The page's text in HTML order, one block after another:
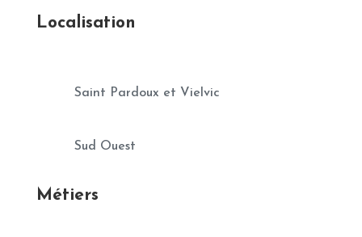
Localisation
Saint Pardoux et Vielvic
Sud Ouest
Métiers